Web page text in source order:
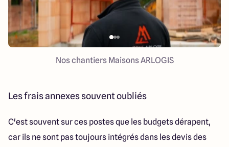
Nos chantiers Maisons ARLOGIS
Les frais annexes souvent oubliés
C'est souvent sur ces postes que les budgets dérapent,
car ils ne sont pas toujours intégrés dans les devis des